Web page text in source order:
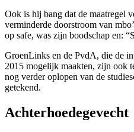
Ook is hij bang dat de maatregel
verminderde doorstroom van
op safe, was zijn boodschap en:
GroenLinks en de PvdA, die de
2015 mogelijk maakten, zijn ook
nog verder oplopen van de
getekend.
Achterhoedegevecht